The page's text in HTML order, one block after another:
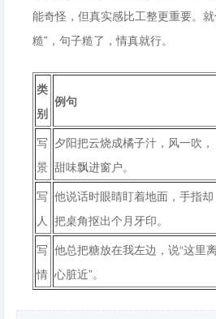
能奇怪，但真实感比工整更重要。
糙”，句子糙了，情真就行。
类
别
例句
写
景
夕阳把云烧成橘子汁，风一吹，
甜味飘进窗户。
写
人
他说话时眼睛盯着地面，手指却
把桌角抠出个月牙印。
写
情
他总把糖放在我左边，说“这里
心脏近”。